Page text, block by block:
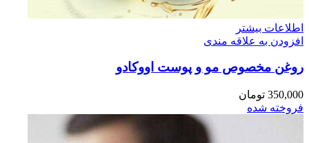
اطلاعات بیشتر
افزودن به علاقه مندی
روغن مخصوص مو و پوست اووکادو
350,000 تومان
فروخته شده